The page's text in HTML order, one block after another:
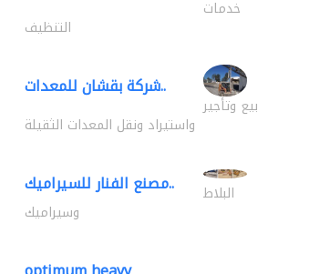
خدمات
التنظيف
شركة بقشان للمعدات..
بيع وتأجير
واستيراد ونقل المعدات الثقيلة
مصنع الفنار للسيراميك.. البلاط
وسيراميك